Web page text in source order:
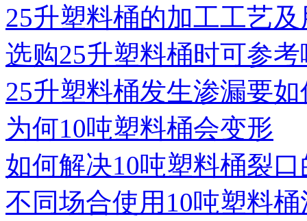
25升塑料桶的加工工艺
选购25升塑料桶时可参
25升塑料桶发生渗漏要
为何10吨塑料桶会变形
如何解决10吨塑料桶裂
不同场合使用10吨塑料